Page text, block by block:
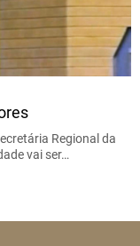
Regional da
vai ser…